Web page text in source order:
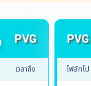
PVG
เวลาถึง
PVG
ไฟล์ทไป